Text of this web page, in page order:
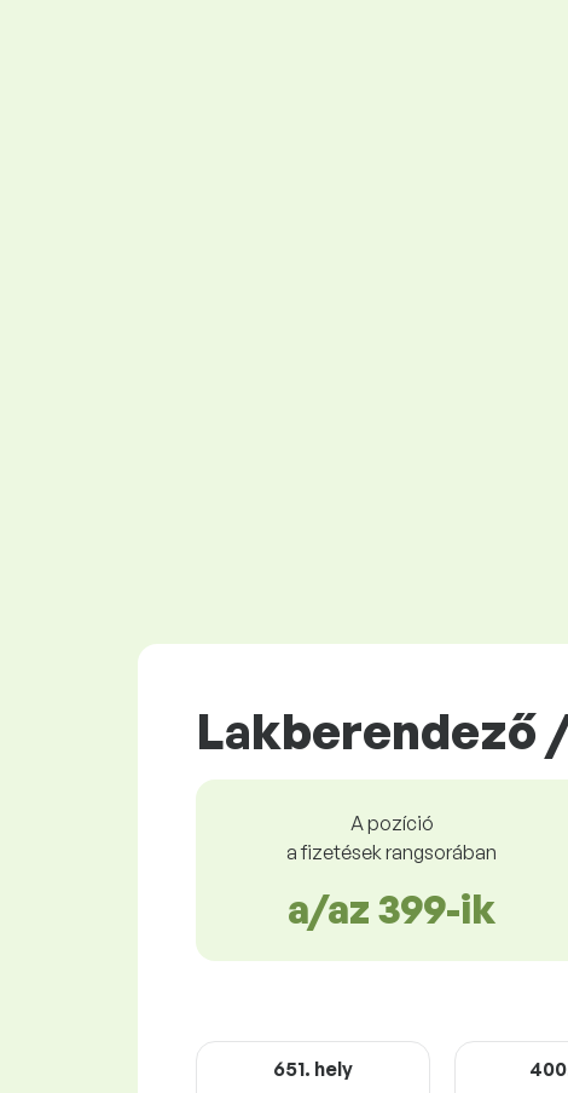
Lakberendező
A pozíció
a fizetések rangsorában
a/az 399-ik
651. hely